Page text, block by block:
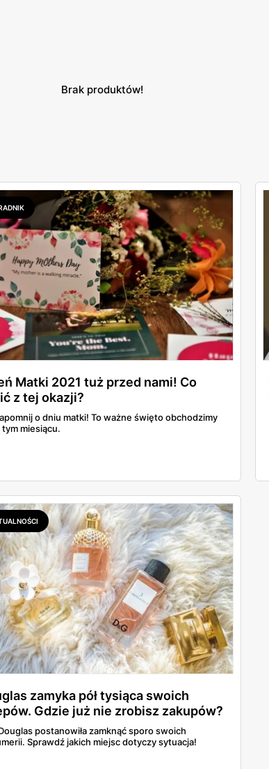
Brak produktów!
Matki 2021 tuż przed nami! Co
z tej okazji?
o dniu matki! To ważne święto obchodzimy
tym miesiącu.
zamyka pół tysiąca swoich
Gdzie już nie zrobisz zakupów?
postanowiła zamknąć sporo swoich
Sprawdź jakich miejsc dotyczy sytuacja!